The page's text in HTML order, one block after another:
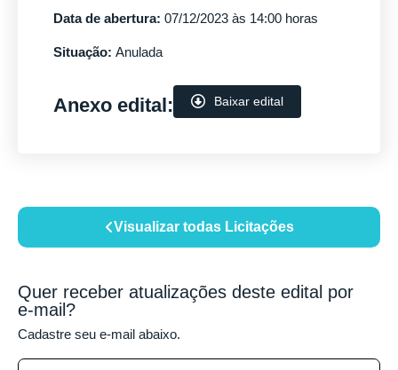
Visualizar todas Licitações
Quer receber atualizações deste edital por
e-mail?
Cadastre seu e-mail abaixo.
Data de abertura: 07/12/2023 às 14:00 horas
Situação: Anulada
Anexo edital: Baixar edital